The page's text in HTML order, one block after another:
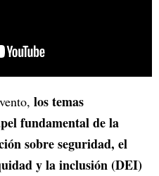
los temas
fundamental de la
sobre seguridad, el
y la inclusión (DEI)